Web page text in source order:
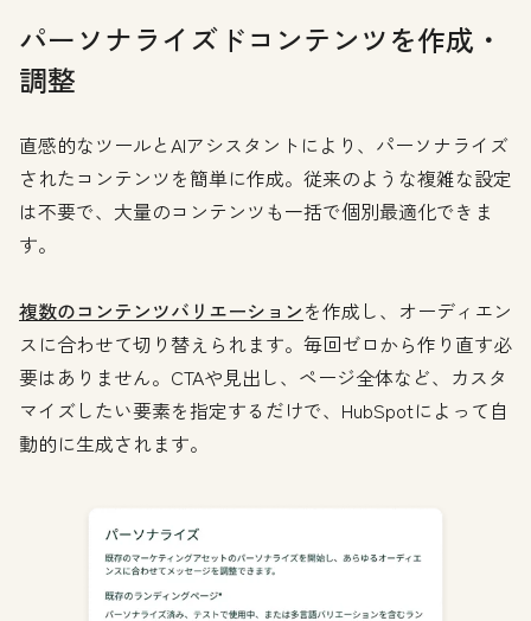
パーソナライズドコンテンツを作成・
調整
直感的なツールとAIアシスタントにより、パーソナライズ
されたコンテンツを簡単に作成。従来のような複雑な設定
は不要で、大量のコンテンツも一括で個別最適化できま
す。
複数のコンテンツバリエーションを作成し、オーディエン
スに合わせて切り替えられます。毎回ゼロから作り直す必
要はありません。CTAや見出し、ページ全体など、カスタ
マイズしたい要素を指定するだけで、HubSpotによって自
動的に生成されます。